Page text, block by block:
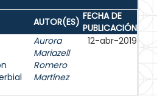
AUTOR(ES) FECHA DE
PUBLICACIÓN
Aurora
Mariazell
Romero
Martínez
12-abr-2019